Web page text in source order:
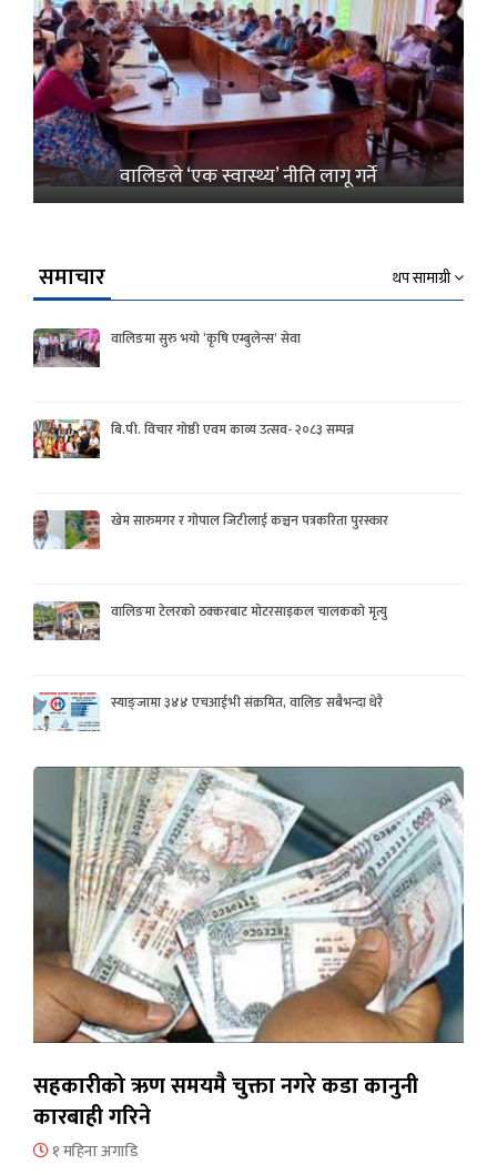
वालिङले ‘एक स्वास्थ्य’ नीति लागू गर्ने
समाचार थप सामाग्री
वालिङमा सुरु भयो ‘कृषि एम्बुलेन्स’ सेवा
बि.पी. विचार गोष्ठी एवम काव्य उत्सव- २०८३ सम्पन्न
खेम सारुमगर र गोपाल जिटीलाई कञ्चन पत्रकरिता पुरस्कार
वालिङमा टेलरको ठक्करबाट मोटरसाइकल चालकको मृत्यु
स्याङ्जामा ३४४ एचआईभी संक्रमित, वालिङ सबैभन्दा धेरै
सहकारीको ऋण समयमै चुक्ता नगरे कडा कानुनी
कारबाही गरिने
१ महिना अगाडि